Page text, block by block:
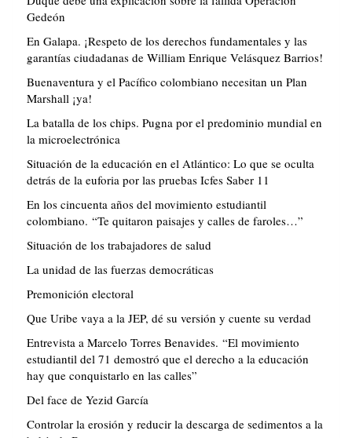
Gedeón
En Galapa. ¡Respeto de los derechos fundamentales y las
garantías ciudadanas de William Enrique Velásquez Barrios!
Buenaventura y el Pacífico colombiano necesitan un Plan
Marshall ¡ya!
La batalla de los chips. Pugna por el predominio mundial en
la microelectrónica
Situación de la educación en el Atlántico: Lo que se oculta
detrás de la euforia por las pruebas Icfes Saber 11
En los cincuenta años del movimiento estudiantil
colombiano. “Te quitaron paisajes y calles de faroles…”
Situación de los trabajadores de salud
La unidad de las fuerzas democráticas
Premonición electoral
Que Uribe vaya a la JEP, dé su versión y cuente su verdad
Entrevista a Marcelo Torres Benavides. “El movimiento
estudiantil del 71 demostró que el derecho a la educación
hay que conquistarlo en las calles”
Del face de Yezid García
Controlar la erosión y reducir la descarga de sedimentos a la